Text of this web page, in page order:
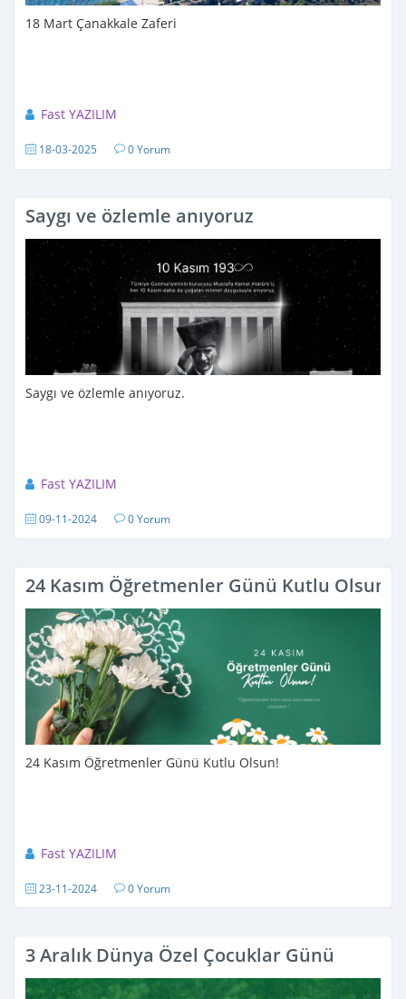
18 Mart Çanakkale Zaferi
Fast YAZILIM
18-03-2025 0 Yorum
Saygı ve özlemle anıyoruz
Saygı ve özlemle anıyoruz.
Fast YAZILIM
09-11-2024 0 Yorum
24 Kasım Öğretmenler Günü Kutlu Olsun!
24 Kasım Öğretmenler Günü Kutlu Olsun!
Fast YAZILIM
23-11-2024 0 Yorum
3 Aralık Dünya Özel Çocuklar Günü